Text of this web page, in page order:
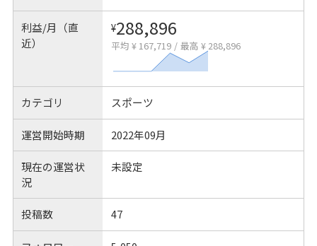
利益/月（直
近）
¥288,896
平均 ¥ 167,719 / 最高 ¥ 288,896
カテゴリ スポーツ
運営開始時期 2022年09月
現在の運営状
況
未設定
投稿数 47